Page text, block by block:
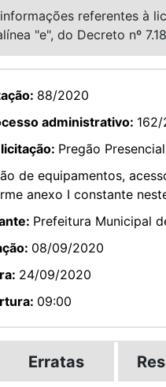
referentes à
"e", do Decreto nº
88/2020
administrativo:
Pregão Presencial
de equipamentos,
anexo I constante
Prefeitura Municipal
08/09/2020
24/09/2020
09:00
Erratas